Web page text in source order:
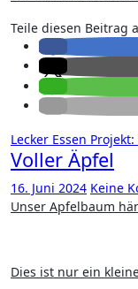
Teile diesen Beitrag
Lecker Essen
Voller Äpfel
16. Juni 2024 Keine
Unser Apfelbaum
Dies ist nur ein